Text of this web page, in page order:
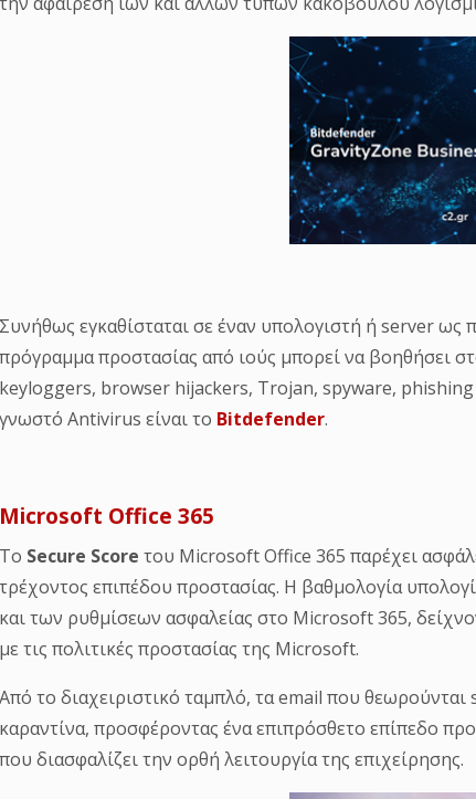
Συνήθως εγκαθίσταται σε έναν υπολογιστή ή server ως
πρόγραμμα προστασίας από ιούς μπορεί να βοηθήσει
keyloggers, browser hijackers, Trojan, spyware,
Bitdefender
Secure Score
του Microsoft Office 365 παρέχει
τρέχοντος επιπέδου προστασίας. Η βαθμολογία
και των ρυθμίσεων ασφαλείας στο Microsoft 365,
με τις πολιτικές προστασίας της Microsoft.
που διασφαλίζει την ορθή λειτουργία της επιχείρησης.
Τα τείχη προστασίας δικτύου έχουν σχεδιαστεί για